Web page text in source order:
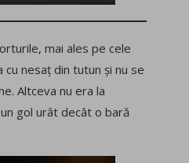
mai ales pe cele
nesaț din tutun și nu se
Altceva nu era la
gol urât decât o bară